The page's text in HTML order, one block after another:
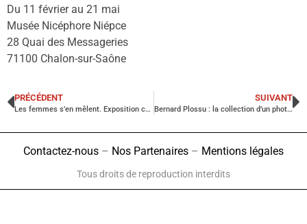
Du 11 février au 21 mai
Musée Nicéphore Niépce
28 Quai des Messageries
71100 Chalon-sur-Saône
PRÉCÉDENT
Les femmes s’en mêlent. Exposition collective, Galerie Les Filles du Calvaire, Paris
SUIVANT
Bernard Plossu : la collection d’un photographe. Maison européenne de la photo
Contactez-nous – Nos Partenaires – Mentions légales
Tous droits de reproduction interdits